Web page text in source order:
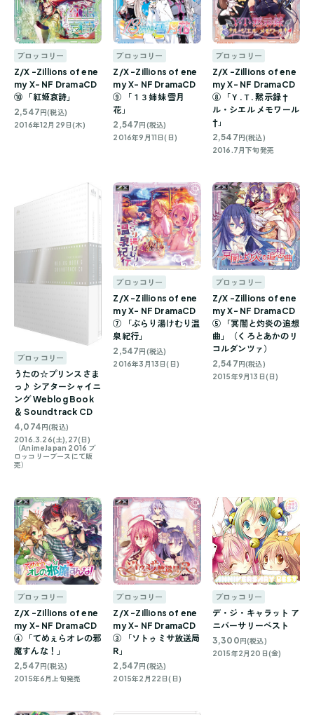
ブロッコリー
Z/X -Zillions of ene
my X- NF DramaCD
⑩ 「紅姫哀詩」
2,547円(税込)
2016年12月29日(木)
ブロッコリー
Z/X -Zillions of ene
my X- NF DramaCD
⑨ 「１３姉妹 雪月
花」
2,547円(税込)
2016年9月11日(日)
ブロッコリー
Z/X -Zillions of ene
my X- NF DramaCD
⑧ 「Ｙ.Ｔ. 黙示録 †
ル・シエル メモワール
†」
2,547円(税込)
2016.7月下旬発売
ブロッコリー
うたの☆プリンスさま
っ♪ シアターシャイニ
ング Weblog Book
＆ Soundtrack CD
4,074円(税込)
2016.3.26(土),27(日)
（AnimeJapan 2016 ブ
ロッコリーブースにて販
売）
ブロッコリー
Z/X -Zillions of ene
my X- NF DramaCD
⑦ 「ぶらり湯けむり温
泉紀行」
2,547円(税込)
2016年3月13日(日)
ブロッコリー
Z/X -Zillions of ene
my X- NF DramaCD
⑤ 「冥闇と灼炎の追想
曲」（くろとあかのリ
コルダンツァ）
2,547円(税込)
2015年9月13日(日)
ブロッコリー
Z/X -Zillions of ene
my X- NF DramaCD
④ 「てめぇらオレの邪
魔すんな！」
2,547円(税込)
2015年6月上旬発売
ブロッコリー
Z/X -Zillions of ene
my X- NF DramaCD
③ 「ソトゥミサ放送局
R」
2,547円(税込)
2015年2月22日(日)
ブロッコリー
デ・ジ・キャラット ア
ニバーサリーベスト
3,300円(税込)
2015年2月20日(金)